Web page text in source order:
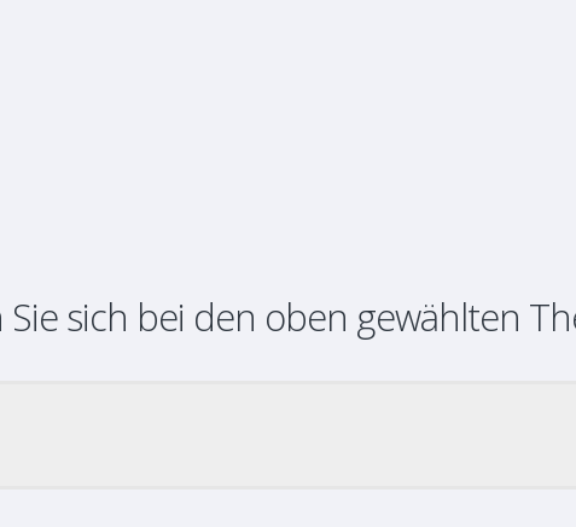
sich bei den oben gewählten